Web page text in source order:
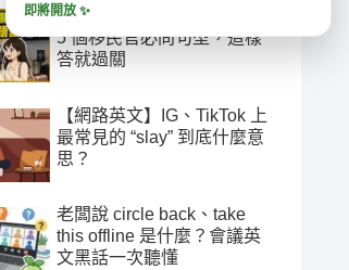
在美國海關被追問到語塞？
5 個移民官必問句型，這樣
答就過關
【網路英文】IG、TikTok 上
最常見的 “slay” 到底什麼意
思？
老闆說 circle back、take
this offline 是什麼？會議英
文黑話一次聽懂
即將開放 ✨